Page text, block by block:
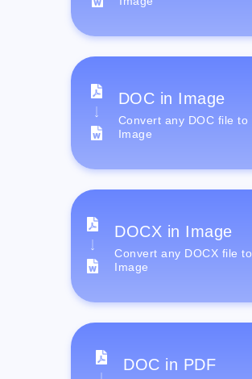
DOC in Image
Convert any DOC file to
Image
DOCX in Image
Convert any DOCX file to
Image
DOC in PDF